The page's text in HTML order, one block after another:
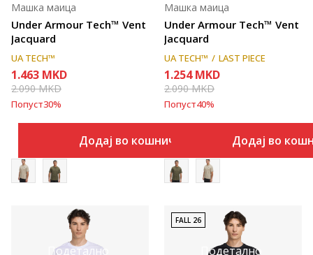
Under Armour Tech™ Vent
Jacquard
Машка маица
UA TECH™
1.463 MKD
2.090MKD
Попуст30%
Додај во кошничка
Under Armour Tech™ Vent
Jacquard
Машка маица
UA TECH™ LAST PIECE
1.254 MKD
2.090MKD
Попуст40%
Додај во
Подетално Подетално
FALL 26